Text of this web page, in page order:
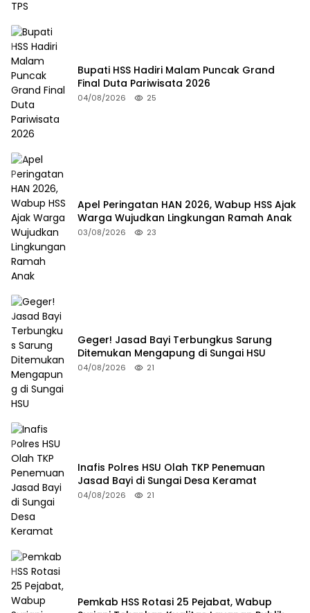
Bupati HSS Hadiri Malam Puncak Grand
Final Duta Pariwisata 2026
04/08/2026 25
Apel Peringatan HAN 2026, Wabup HSS Ajak
Warga Wujudkan Lingkungan Ramah Anak
03/08/2026 23
Geger! Jasad Bayi Terbungkus Sarung
Ditemukan Mengapung di Sungai HSU
04/08/2026 21
Inafis Polres HSU Olah TKP Penemuan
Jasad Bayi di Sungai Desa Keramat
04/08/2026 21
Pemkab HSS Rotasi 25 Pejabat, Wabup